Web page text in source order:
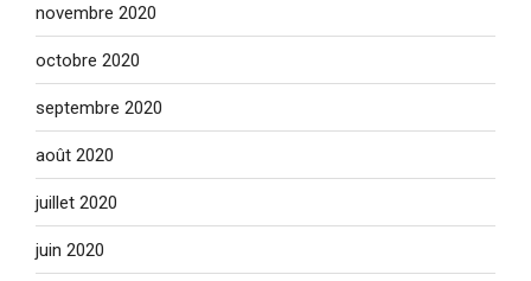
novembre 2020
octobre 2020
septembre 2020
août 2020
juillet 2020
juin 2020